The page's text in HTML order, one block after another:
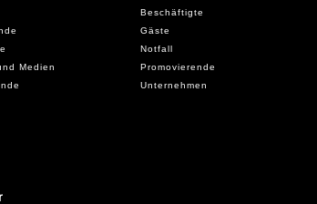
Beschäftigte
Gäste
Notfall
Medien
Promovierende
Unternehmen